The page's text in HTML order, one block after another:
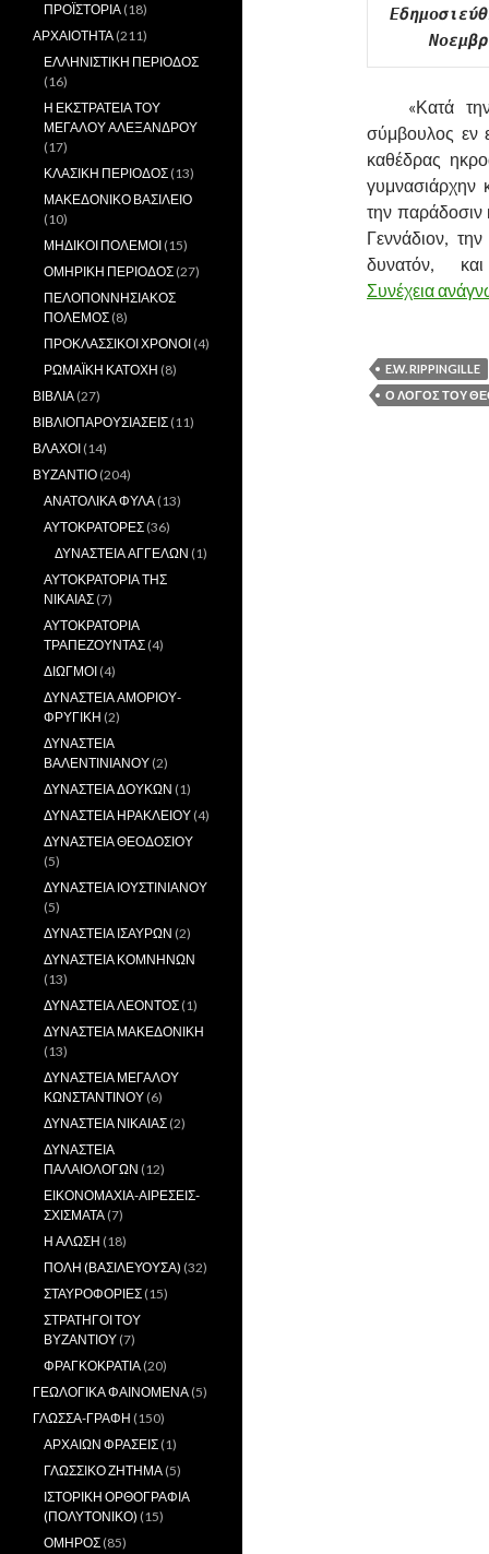
«Κατά
σύμβουλος εν
καθέδρας
γυμνασιάρχην
την παράδοσιν
Γεννάδιον,
δυνατόν,
Συνέχεια
E.W. RIPPINGILLE
Ο ΛΟΓΟΣ ΤΟΥ
ΠΡΟΪΣΤΟΡΙΑ (18)
ΑΡΧΑΙΟΤΗΤΑ (211)
ΕΛΛΗΝΙΣΤΙΚΗ ΠΕΡΙΟΔΟΣ
(16)
Η ΕΚΣΤΡΑΤΕΙΑ ΤΟΥ
ΜΕΓΑΛΟΥ ΑΛΕΞΑΝΔΡΟΥ
(17)
ΚΛΑΣΙΚΗ ΠΕΡΙΟΔΟΣ (13)
ΜΑΚΕΔΟΝΙΚΟ ΒΑΣΙΛΕΙΟ
(10)
ΜΗΔΙΚΟΙ ΠΟΛΕΜΟΙ (15)
ΟΜΗΡΙΚΗ ΠΕΡΙΟΔΟΣ (27)
ΠΕΛΟΠΟΝΝΗΣΙΑΚΟΣ
ΠΟΛΕΜΟΣ (8)
ΠΡΟΚΛΑΣΣΙΚΟΙ ΧΡΟΝΟΙ (4)
ΡΩΜΑΪΚΗ ΚΑΤΟΧΗ (8)
ΒΙΒΛΙΑ (27)
ΒΙΒΛΙΟΠΑΡΟΥΣΙΑΣΕΙΣ (11)
ΒΛΑΧΟΙ (14)
ΒΥΖΑΝΤΙΟ (204)
ΑΝΑΤΟΛΙΚΑ ΦΥΛΑ (13)
ΑΥΤΟΚΡΑΤΟΡΕΣ (36)
ΔΥΝΑΣΤΕΙΑ ΑΓΓΕΛΩΝ (1)
ΑΥΤΟΚΡΑΤΟΡΙΑ ΤΗΣ
ΝΙΚΑΙΑΣ (7)
ΑΥΤΟΚΡΑΤΟΡΙΑ
ΤΡΑΠΕΖΟΥΝΤΑΣ (4)
ΔΙΩΓΜΟΙ (4)
ΔΥΝΑΣΤΕΙΑ ΑΜΟΡΙΟΥ-
ΦΡΥΓΙΚΗ (2)
ΔΥΝΑΣΤΕΙΑ
ΒΑΛΕΝΤΙΝΙΑΝΟΥ (2)
ΔΥΝΑΣΤΕΙΑ ΔΟΥΚΩΝ (1)
ΔΥΝΑΣΤΕΙΑ ΗΡΑΚΛΕΙΟΥ (4)
ΔΥΝΑΣΤΕΙΑ ΘΕΟΔΟΣΙΟΥ
(5)
ΔΥΝΑΣΤΕΙΑ ΙΟΥΣΤΙΝΙΑΝΟΥ
(5)
ΔΥΝΑΣΤΕΙΑ ΙΣΑΥΡΩΝ (2)
ΔΥΝΑΣΤΕΙΑ ΚΟΜΝΗΝΩΝ
(13)
ΔΥΝΑΣΤΕΙΑ ΛΕΟΝΤΟΣ (1)
ΔΥΝΑΣΤΕΙΑ ΜΑΚΕΔΟΝΙΚΗ
(13)
ΔΥΝΑΣΤΕΙΑ ΜΕΓΑΛΟΥ
ΚΩΝΣΤΑΝΤΙΝΟΥ (6)
ΔΥΝΑΣΤΕΙΑ ΝΙΚΑΙΑΣ (2)
ΔΥΝΑΣΤΕΙΑ
ΠΑΛΑΙΟΛΟΓΩΝ (12)
ΕΙΚΟΝΟΜΑΧΙΑ-ΑΙΡΕΣΕΙΣ-
ΣΧΙΣΜΑΤΑ (7)
Η ΑΛΩΣΗ (18)
ΠΟΛΗ (ΒΑΣΙΛΕΥΟΥΣΑ) (32)
ΣΤΑΥΡΟΦΟΡΙΕΣ (15)
ΣΤΡΑΤΗΓΟΙ ΤΟΥ
ΒΥΖΑΝΤΙΟΥ (7)
ΦΡΑΓΚΟΚΡΑΤΙΑ (20)
ΓΕΩΛΟΓΙΚΑ ΦΑΙΝΟΜΕΝΑ (5)
ΓΛΩΣΣΑ-ΓΡΑΦΗ (150)
ΑΡΧΑΙΩΝ ΦΡΑΣΕΙΣ (1)
ΓΛΩΣΣΙΚΟ ΖΗΤΗΜΑ (5)
ΙΣΤΟΡΙΚΗ ΟΡΘΟΓΡΑΦΙΑ
(ΠΟΛΥΤΟΝΙΚΟ) (15)
ΟΜΗΡΟΣ (85)